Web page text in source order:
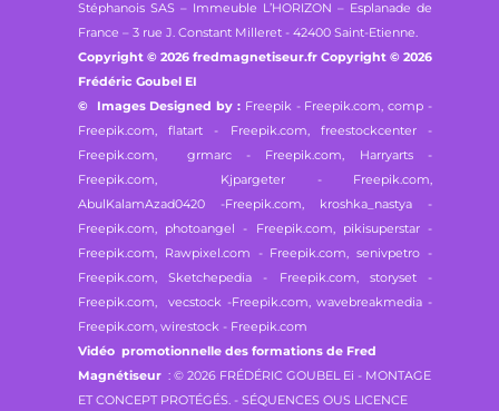
Stéphanois SAS – Immeuble L’HORIZON – Esplanade de
France – 3 rue J. Constant Milleret - 42400 Saint-Etienne.
Copyright © 2026 fredmagnetiseur.fr Copyright © 2026
Frédéric Goubel EI
© Images Designed by : Freepik - Freepik.com,comp -
Freepik.com, flatart - Freepik.com, freestockcenter -
Freepik.com, grmarc - Freepik.com,
Harryarts -
Freepik.com, Kjpargeter - Freepik.com,
AbulKalamAzad0420 -Freepik.com, kroshka_nastya -
Freepik.com, photoangel - Freepik.com, pikisuperstar -
Freepik.com, Rawpixel.com - Freepik.com,senivpetro -
Freepik.com, Sketchepedia - Freepik.com, storyset -
Freepik.com, vecstock -Freepik.com, wavebreakmedia -
Freepik.com, wirestock - Freepik.com
Vidéo promotionnelle des formations de Fred
Magnétiseur : © 2026 FRÉDÉRIC GOUBEL Ei - MONTAGE
ET CONCEPT PROTÉGÉS. - SÉQUENCES OUS LICENCE